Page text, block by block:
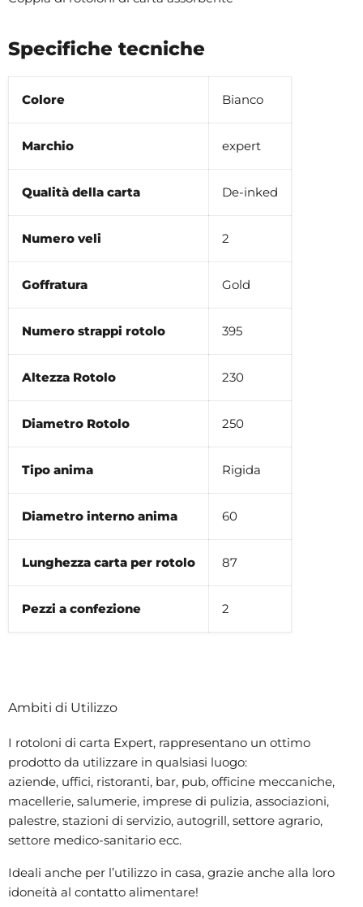
Specifiche tecniche
Colore Bianco
Marchio expert
Qualità della carta De-inked
Numero veli 2
Goffratura Gold
Numero strappi rotolo 395
Altezza Rotolo 230
Diametro Rotolo 250
Tipo anima Rigida
Diametro interno anima 60
Lunghezza carta per rotolo 87
Pezzi a confezione 2
Ambiti di Utilizzo
I rotoloni di carta Expert, rappresentano un ottimo
prodotto da utilizzare in qualsiasi luogo:
aziende, uffici, ristoranti, bar, pub, officine meccaniche,
macellerie, salumerie, imprese di pulizia, associazioni,
palestre, stazioni di servizio, autogrill, settore agrario,
settore medico-sanitario ecc.
Ideali anche per l’utilizzo in casa, grazie anche alla loro
idoneità al contatto alimentare!